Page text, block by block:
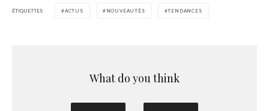
ÉTIQUETTES ACTUS NOUVEAUTÉS TENDANCES
What do you think